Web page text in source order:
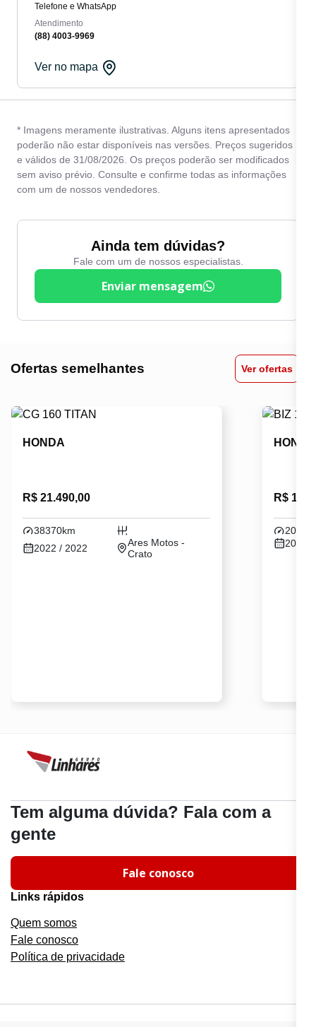
Telefone e WhatsApp
Atendimento
(88) 4003-9969
Ver no mapa
* Imagens meramente ilustrativas. Alguns itens apresentados
poderão não estar disponíveis nas versões. Preços sugeridos
e válidos de 31/08/2026. Os preços poderão ser modificados
sem aviso prévio. Consulte e confirme todas as informações
com um de nossos vendedores.
Ainda tem dúvidas?
Fale com um de nossos especialistas.
Enviar mensagem
Ofertas semelhantes Ver ofertas
HONDA
R$ 21.490,00
38370km
2022 / 2022
Ares Motos -
Crato
HONDA
R$
2021 /
Tem alguma dúvida? Fala com a
gente
Fale conosco
Links rápidos
Quem somos
Fale conosco
Política de privacidade